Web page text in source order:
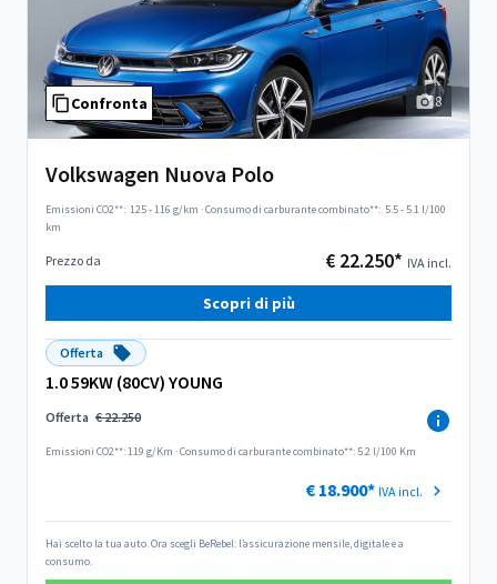
Confronta 8
Volkswagen Nuova Polo
Emissioni CO2**: 125 - 116 g/km ·Consumo di carburante combinato**: 5.5 - 5.1 l/100
km
Prezzo da € 22.250* IVA incl.
Scopri di più
Offerta
1.0 59KW (80CV) YOUNG
Offerta € 22.250
Emissioni CO2**: 119 g/Km ·Consumo di carburante combinato**: 5.2 l/100 Km
€ 18.900* IVA incl.
Hai scelto la tua auto. Ora scegli BeRebel: l’assicurazione mensile, digitale e a
consumo.